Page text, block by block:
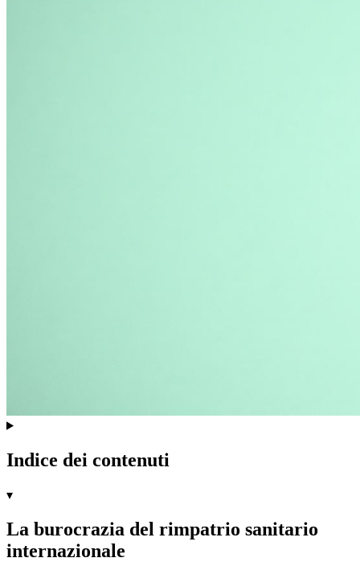
Indice dei contenuti
▾
La burocrazia del rimpatrio sanitario
internazionale